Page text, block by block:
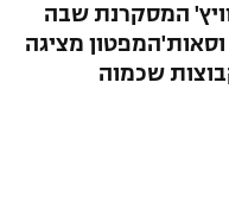
המסקרנת שבה
וסאות'המפטון מציגה
שכמוה